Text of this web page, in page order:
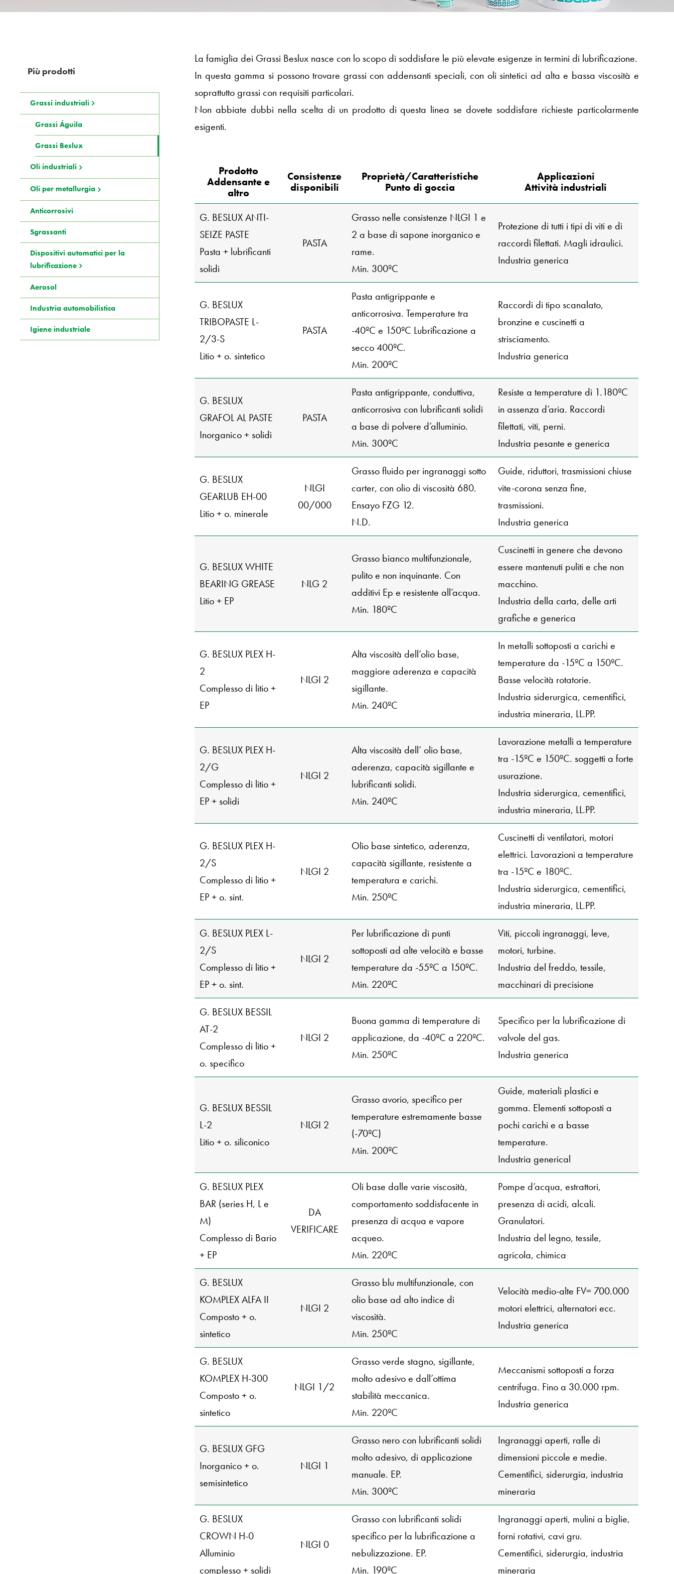
La famiglia dei Grassi Beslux nasce con lo scopo di soddisfare le più elevate esigenze in termini di lubrificazione.
In questa gamma si possono trovare grassi con addensanti speciali, con oli sintetici ad alta e bassa viscosità e
soprattutto grassi con requisiti particolari.
Non abbiate dubbi nella scelta di un prodotto di questa linea se dovete soddisfare richieste particolarmente
esigenti.
Prodotto
Addensante e
altro
Consistenze
disponibili
Proprietà/Caratteristiche
Punto di goccia
Applicazioni
Attività industriali
G. BESLUX ANTI-
SEIZE PASTE
Pasta + lubrificanti
solidi
PASTA
Grasso nelle consistenze NLGI 1 e
2 a base di sapone inorganico e
rame.
Min. 300ºC
Protezione di tutti i tipi di viti e di
raccordi filettati. Magli idraulici.
Industria generica
G. BESLUX
TRIBOPASTE L-
2/3-S
Litio + o. sintetico
PASTA
Pasta antigrippante e
anticorrosiva. Temperature tra
-40ºC e 150ºC Lubrificazione a
secco 400ºC.
Min. 200ºC
Raccordi di tipo scanalato,
bronzine e cuscinetti a
strisciamento.
Industria generica
G. BESLUX
GRAFOL AL PASTE
Inorganico + solidi
PASTA
Pasta antigrippante, conduttiva,
anticorrosiva con lubrificanti solidi
a base di polvere d’alluminio.
Min. 300ºC
Resiste a temperature di 1.180ºC
in assenza d’aria. Raccordi
filettati, viti, perni.
Industria pesante e generica
G. BESLUX
GEARLUB EH-00
Litio + o. minerale
NLGI
00/000
Grasso fluido per ingranaggi sotto
carter, con olio di viscosità 680.
Ensayo FZG 12.
N.D.
Guide, riduttori, trasmissioni chiuse
vite-corona senza fine,
trasmissioni.
Industria generica
G. BESLUX WHITE
BEARING GREASE
Litio + EP
NLG 2
Grasso bianco multifunzionale,
pulito e non inquinante. Con
additivi Ep e resistente all’acqua.
Min. 180ºC
Cuscinetti in genere che devono
essere mantenuti puliti e che non
macchino.
Industria della carta, delle arti
grafiche e generica
G. BESLUX PLEX H-
2
Complesso di litio +
EP
NLGI 2
Alta viscosità dell’olio base,
maggiore aderenza e capacità
sigillante.
Min. 240ºC
In metalli sottoposti a carichi e
temperature da -15ºC a 150ºC.
Basse velocità rotatorie.
Industria siderurgica, cementifici,
industria mineraria, LL.PP.
G. BESLUX PLEX H-
2/G
Complesso di litio +
EP + solidi
NLGI 2
Alta viscosità dell’ olio base,
aderenza, capacità sigillante e
lubrificanti solidi.
Min. 240ºC
Lavorazione metalli a temperature
tra -15ºC e 150ºC. soggetti a forte
usurazione.
Industria siderurgica, cementifici,
industria mineraria, LL.PP.
G. BESLUX PLEX H-
2/S
Complesso di litio +
EP + o. sint.
NLGI 2
Olio base sintetico, aderenza,
capacità sigillante, resistente a
temperatura e carichi.
Min. 250ºC
Cuscinetti di ventilatori, motori
elettrici. Lavorazioni a temperature
tra -15ºC e 180ºC.
Industria siderurgica, cementifici,
industria mineraria, LL.PP.
G. BESLUX PLEX L-
2/S
Complesso di litio +
EP + o. sint.
NLGI 2
Per lubrificazione di punti
sottoposti ad alte velocità e basse
temperature da -55ºC a 150ºC.
Min. 220ºC
Viti, piccoli ingranaggi, leve,
motori, turbine.
Industria del freddo, tessile,
macchinari di precisione
G. BESLUX BESSIL
AT-2
Complesso di litio +
o. specifico
NLGI 2
Buona gamma di temperature di
applicazione, da -40ºC a 220ºC.
Min. 250ºC
Specifico per la lubrificazione di
valvole del gas.
Industria generica
G. BESLUX BESSIL
L-2
Litio + o. siliconico
NLGI 2
Grasso avorio, specifico per
temperature estremamente basse
(-70ºC)
Min. 200ºC
Guide, materiali plastici e
gomma. Elementi sottoposti a
pochi carichi e a basse
temperature.
Industria generical
G. BESLUX PLEX
BAR (series H, L e
M)
Complesso di Bario
+ EP
DA
VERIFICARE
Oli base dalle varie viscosità,
comportamento soddisfacente in
presenza di acqua e vapore
acqueo.
Min. 220ºC
Pompe d’acqua, estrattori,
presenza di acidi, alcali.
Granulatori.
Industria del legno, tessile,
agricola, chimica
G. BESLUX
KOMPLEX ALFA II
Composto + o.
sintetico
NLGI 2
Grasso blu multifunzionale, con
olio base ad alto indice di
viscosità.
Min. 250ºC
Velocità medio-alte FV= 700.000
motori elettrici, alternatori ecc.
Industria generica
G. BESLUX
KOMPLEX H-300
Composto + o.
sintetico
NLGI 1/2
Grasso verde stagno, sigillante,
molto adesivo e dall’ottima
stabilità meccanica.
Min. 220ºC
Meccanismi sottoposti a forza
centrifuga. Fino a 30.000 rpm.
Industria generica
G. BESLUX GFG
Inorganico + o.
semisintetico
NLGI 1
Grasso nero con lubrificanti solidi
molto adesivo, di applicazione
manuale. EP.
Min. 300ºC
Ingranaggi aperti, ralle di
dimensioni piccole e medie.
Cementifici, siderurgia, industria
mineraria
G. BESLUX
CROWN H-0
Alluminio
complesso + solidi
NLGI 0
Grasso con lubrificanti solidi
specifico per la lubrificazione a
nebulizzazione. EP.
Min. 190ºC
Ingranaggi aperti, mulini a biglie,
forni rotativi, cavi gru.
Cementifici, siderurgia, industria
mineraria
Più prodotti
Grassi industriali
Grassi Águila
Grassi Beslux
Oli industriali
Oli per metallurgia
Anticorrosivi
Sgrassanti
Dispositivi automatici per la
lubrificazione
Aerosol
Industria automobilistica
Igiene industriale